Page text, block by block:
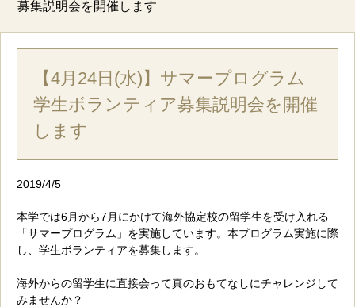
募集説明会を開催します
【4月24日(水)】サマープログラム
学生ボランティア募集説明会を開催
します
2019/4/5
本学では6月から7月にかけて海外協定校の留学生を受け入れる
「サマープログラム」を実施しています。本プログラム実施に際
し、学生ボランティアを募集します。
海外からの留学生に直接会って真のおもてなしにチャレンジして
みませんか？